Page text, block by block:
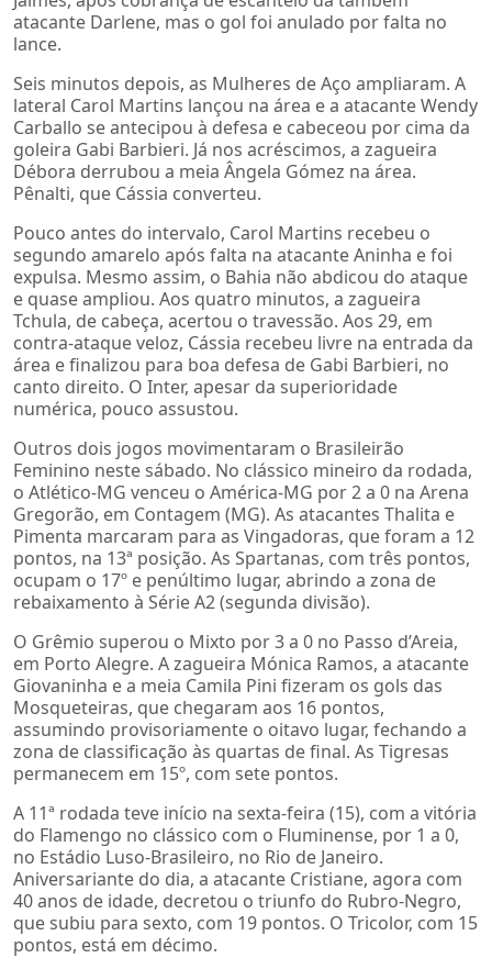
atacante Darlene, mas o gol foi anulado por falta no
lance.
Seis minutos depois, as Mulheres de Aço ampliaram. A
lateral Carol Martins lançou na área e a atacante Wendy
Carballo se antecipou à defesa e cabeceou por cima da
goleira Gabi Barbieri. Já nos acréscimos, a zagueira
Débora derrubou a meia Ângela Gómez na área.
Pênalti, que Cássia converteu.
Pouco antes do intervalo, Carol Martins recebeu o
segundo amarelo após falta na atacante Aninha e foi
expulsa. Mesmo assim, o Bahia não abdicou do ataque
e quase ampliou. Aos quatro minutos, a zagueira
Tchula, de cabeça, acertou o travessão. Aos 29, em
contra-ataque veloz, Cássia recebeu livre na entrada da
área e finalizou para boa defesa de Gabi Barbieri, no
canto direito. O Inter, apesar da superioridade
numérica, pouco assustou.
Outros dois jogos movimentaram o Brasileirão
Feminino neste sábado. No clássico mineiro da rodada,
o Atlético-MG venceu o América-MG por 2 a 0 na Arena
Gregorão, em Contagem (MG). As atacantes Thalita e
Pimenta marcaram para as Vingadoras, que foram a 12
pontos, na 13ª posição. As Spartanas, com três pontos,
ocupam o 17º e penúltimo lugar, abrindo a zona de
rebaixamento à Série A2 (segunda divisão).
O Grêmio superou o Mixto por 3 a 0 no Passo d’Areia,
em Porto Alegre. A zagueira Mónica Ramos, a atacante
Giovaninha e a meia Camila Pini fizeram os gols das
Mosqueteiras, que chegaram aos 16 pontos,
assumindo provisoriamente o oitavo lugar, fechando a
zona de classificação às quartas de final. As Tigresas
permanecem em 15º, com sete pontos.
A 11ª rodada teve início na sexta-feira (15), com a vitória
do Flamengo no clássico com o Fluminense, por 1 a 0,
no Estádio Luso-Brasileiro, no Rio de Janeiro.
Aniversariante do dia, a atacante Cristiane, agora com
40 anos de idade, decretou o triunfo do Rubro-Negro,
que subiu para sexto, com 19 pontos. O Tricolor, com 15
pontos, está em décimo.